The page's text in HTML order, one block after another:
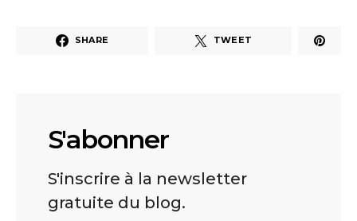
SHARE TWEET
S'abonner
S'inscrire à la newsletter
gratuite du blog.